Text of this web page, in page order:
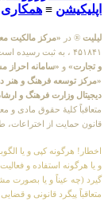
اپلیکیشن ≡ همکاری
لیلیت ® در «مرکز مالکیت
۴۵۱۸۴۱ ، به ثبت رسیده است و در
و تجارت» و «سامانه احراز
«مرکز توسعه فرهنگ و هنر
دیجیتال وزارت فرهنگ و
متعاقباً کلیهٔ حقوق مادی و
قانون حمایت از اختراعات،
اخطار! هرگونه کپی و یا
و یا هرگونه استفاده و
گیرد (چه عیناً و یا بصورت
متعاقباً پیگرد قانونی و